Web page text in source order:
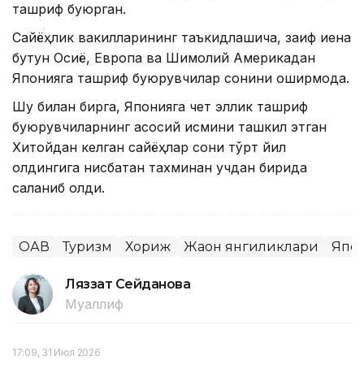
ташриф буюрган.
Сайёҳлик вакилларининг таъкидлашича, заиф иена
бутун Осиё, Европа ва Шимолий Америкадан
Японияга ташриф буюрувчилар сонини оширмоқда.
Шу билан бирга, Японияга чет эллик ташриф
буюрувчиларнинг асосий қисмини ташкил этган
Хитойдан келган сайёҳлар сони тўрт йил
олдингига нисбатан тахминан учдан бирида
сақланиб қолди.
ОАВ Туризм Хориж Жаҳон янгиликлари
Ляззат Сейданова
Муаллиф
17:09, 31 Июл 2026